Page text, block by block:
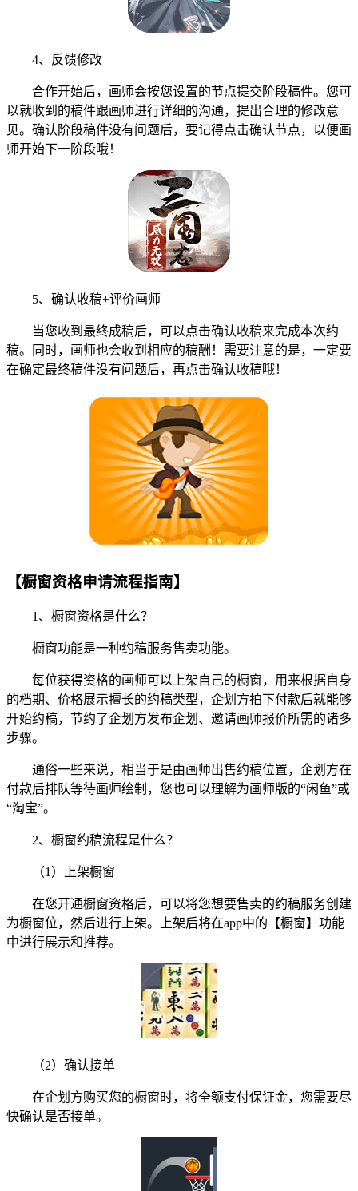
4、反馈修改
合作开始后，画师会按您设置的节点提交阶段稿件。您可
以就收到的稿件跟画师进行详细的沟通，提出合理的修改意
见。确认阶段稿件没有问题后，要记得点击确认节点，以便画
师开始下一阶段哦！
5、确认收稿+评价画师
当您收到最终成稿后，可以点击确认收稿来完成本次约
稿。同时，画师也会收到相应的稿酬！需要注意的是，一定要
在确定最终稿件没有问题后，再点击确认收稿哦！
【橱窗资格申请流程指南】
1、橱窗资格是什么？
橱窗功能是一种约稿服务售卖功能。
每位获得资格的画师可以上架自己的橱窗，用来根据自身
的档期、价格展示擅长的约稿类型，企划方拍下付款后就能够
开始约稿，节约了企划方发布企划、邀请画师报价所需的诸多
步骤。
通俗一些来说，相当于是由画师出售约稿位置，企划方在
付款后排队等待画师绘制，您也可以理解为画师版的“闲鱼”或
“淘宝”。
2、橱窗约稿流程是什么？
（1）上架橱窗
在您开通橱窗资格后，可以将您想要售卖的约稿服务创建
为橱窗位，然后进行上架。上架后将在app中的【橱窗】功能
中进行展示和推荐。
（2）确认接单
在企划方购买您的橱窗时，将全额支付保证金，您需要尽
快确认是否接单。